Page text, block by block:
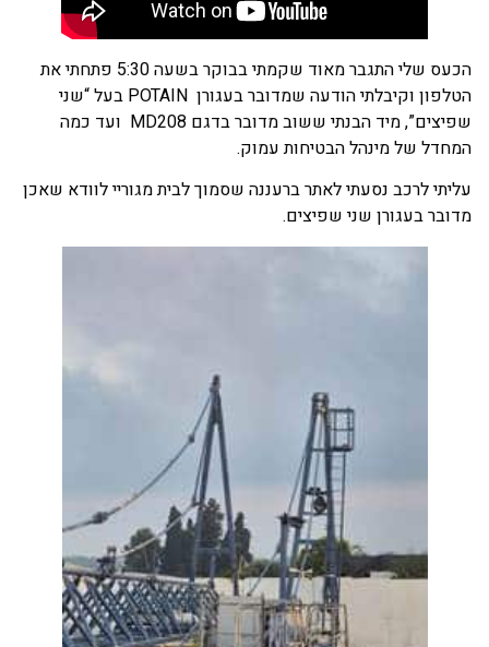
הכעס שלי התגבר מאוד שקמתי בבוקר בשעה 5:30 פתחתי את
הטלפון וקיבלתי הודעה שמדובר בעגורן POTAIN בעל “שני
שפיצים”, מיד הבנתי ששוב מדובר בדגם MD208 ועד כמה
המחדל של מינהל הבטיחות עמוק.
עליתי לרכב נסעתי לאתר ברעננה שסמוך לבית מגוריי לוודא שאכן
מדובר בעגורן שני שפיצים.